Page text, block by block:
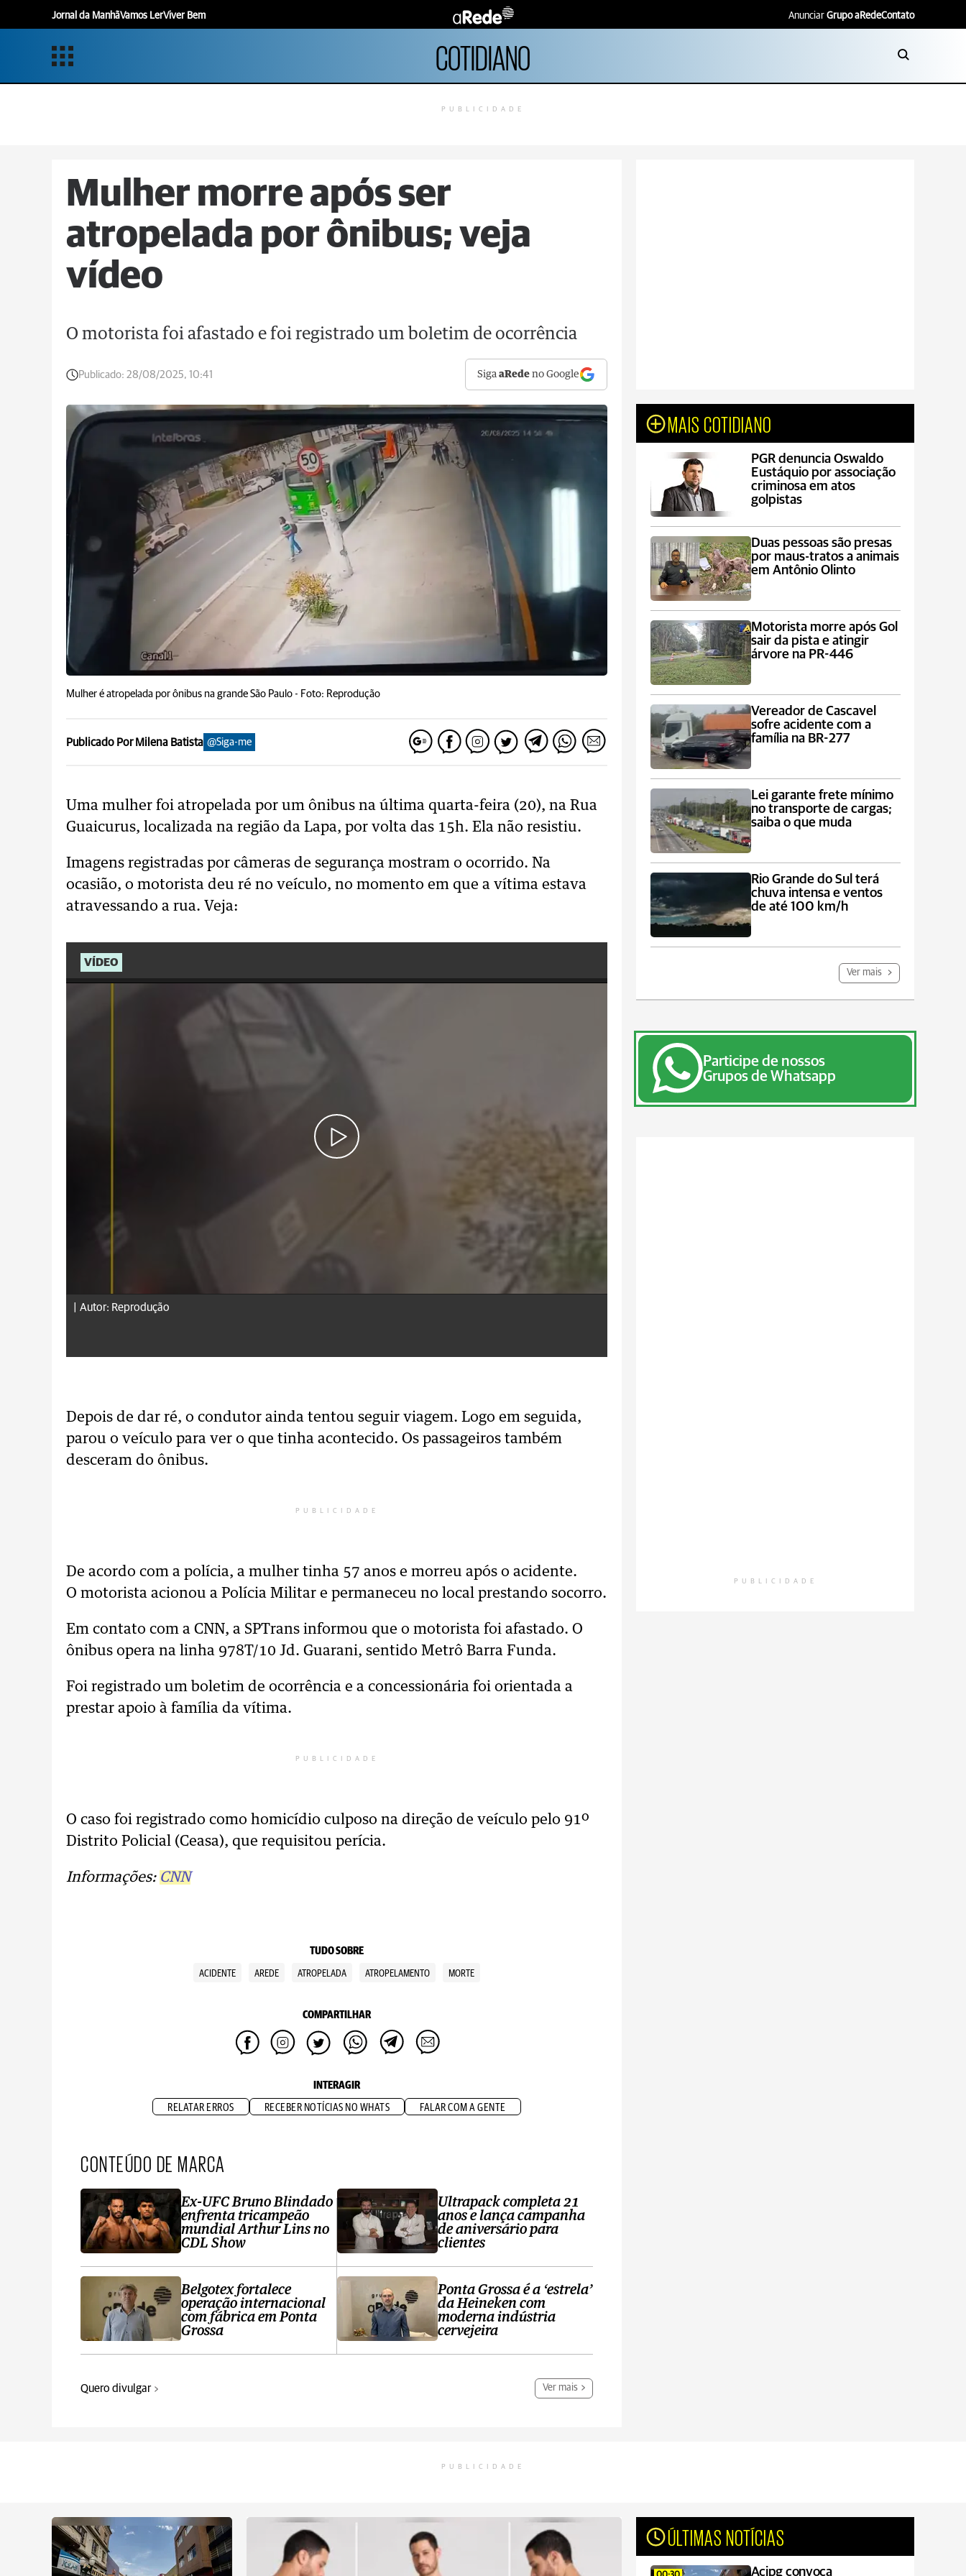
Jornal da ManhãVamos LerViver Bem Anunciar Grupo aRedeContato
COTIDIANO
PUBLICIDADE
Mulher morre após ser
atropelada por ônibus; veja
vídeo
O motorista foi afastado e foi registrado um boletim de ocorrência
Publicado: 28/08/2025, 10:41 SigaaRede no Google
Mulher é atropelada por ônibus na grande São Paulo - Foto: Reprodução
Publicado Por Milena Batista @Siga-me
Uma mulher foi atropelada por um ônibus na última quarta-feira (20), na Rua
Guaicurus, localizada na região da Lapa, por volta das 15h. Ela não resistiu.
Imagens registradas por câmeras de segurança mostram o ocorrido. Na
ocasião, o motorista deu ré no veículo, no momento em que a vítima estava
atravessando a rua. Veja:
VÍDEO
Autor: Reprodução
Depois de dar ré, o condutor ainda tentou seguir viagem. Logo em seguida,
parou o veículo para ver o que tinha acontecido. Os passageiros também
desceram do ônibus.
PUBLICIDADE
De acordo com a polícia, a mulher tinha 57 anos e morreu após o acidente.
O motorista acionou a Polícia Militar e permaneceu no local prestando socorro.
Em contato com a CNN, a SPTrans informou que o motorista foi afastado. O
ônibus opera na linha 978T/10 Jd. Guarani, sentido Metrô Barra Funda.
Foi registrado um boletim de ocorrência e a concessionária foi orientada a
prestar apoio à família da vítima.
PUBLICIDADE
O caso foi registrado como homicídio culposo na direção de veículo pelo 91º
Distrito Policial (Ceasa), que requisitou perícia.
Informações: CNN
TUDO SOBRE
ACIDENTE AREDE ATROPELADA ATROPELAMENTO MORTE
COMPARTILHAR
INTERAGIR
RELATAR ERROS RECEBER NOTÍCIAS NO WHATS FALAR COM A GENTE
CONTEÚDO DE MARCA
Ex-UFC Bruno Blindado
enfrenta tricampeão
mundial Arthur Lins no
CDL Show
Belgotex fortalece
operação internacional
com fábrica em Ponta
Grossa
Ultrapack completa 21
anos e lança campanha
de aniversário para
clientes
Ponta Grossa é a ‘estrela’
da Heineken com
moderna indústria
cervejeira
Quero divulgar Ver mais
MAIS COTIDIANO
PGR denuncia Oswaldo
Eustáquio por associação
criminosa em atos
golpistas
Duas pessoas são presas
por maus-tratos a animais
em Antônio Olinto
Motorista morre após Gol
sair da pista e atingir
árvore na PR-446
Vereador de Cascavel
sofre acidente com a
família na BR-277
Lei garante frete mínimo
no transporte de cargas;
saiba o que muda
Rio Grande do Sul terá
chuva intensa e ventos
de até 100 km/h
Ver mais
Participe de nossos
Grupos de Whatsapp
PUBLICIDADE
PUBLICIDADE
ÚLTIMAS NOTÍCIAS
Acipg convoca